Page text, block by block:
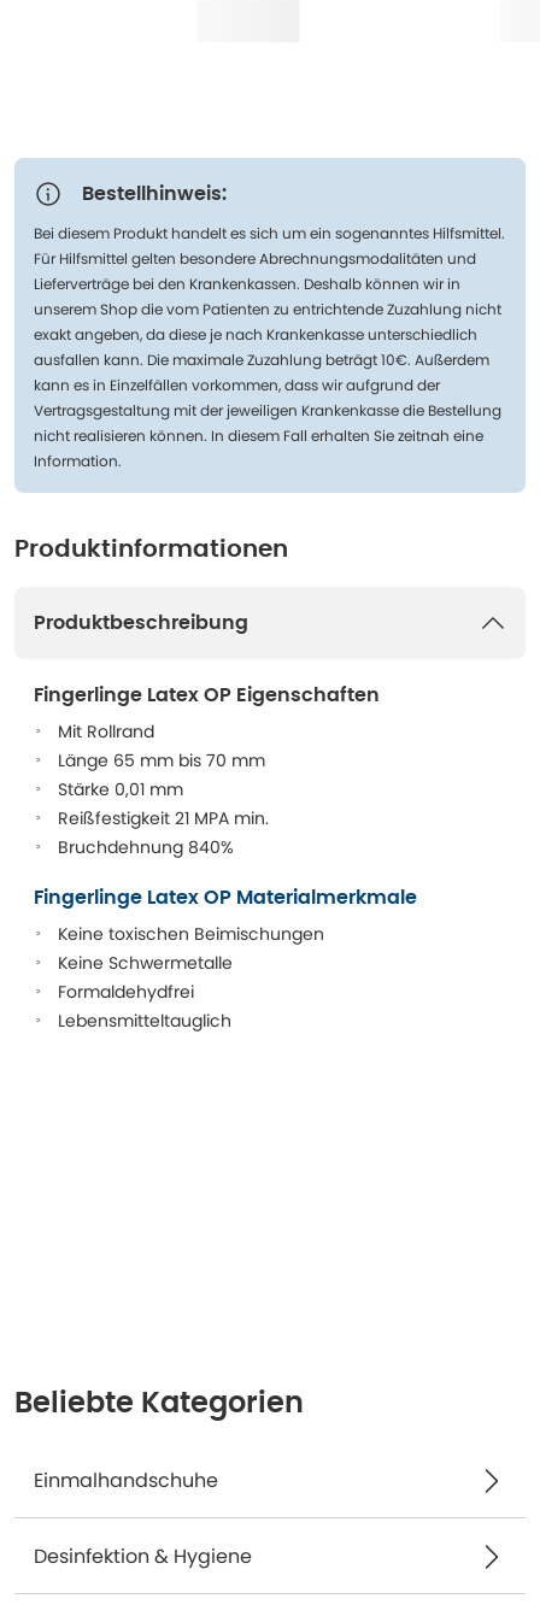
Bestellhinweis:
Bei diesem Produkt handelt es sich um ein sogenanntes Hilfsmittel.
Für Hilfsmittel gelten besondere Abrechnungsmodalitäten und
Lieferverträge bei den Krankenkassen. Deshalb können wir in
unserem Shop die vom Patienten zu entrichtende Zuzahlung nicht
exakt angeben, da diese je nach Krankenkasse unterschiedlich
ausfallen kann. Die maximale Zuzahlung beträgt 10€. Außerdem
kann es in Einzelfällen vorkommen, dass wir aufgrund der
Vertragsgestaltung mit der jeweiligen Krankenkasse die Bestellung
nicht realisieren können. In diesem Fall erhalten Sie zeitnah eine
Information.
Produktinformationen
Produktbeschreibung
Fingerlinge Latex OP Eigenschaften
Mit Rollrand
Länge 65 mm bis 70 mm
Stärke 0,01 mm
Reißfestigkeit 21 MPA min.
Bruchdehnung 840%
Fingerlinge Latex OP Materialmerkmale
Keine toxischen Beimischungen
Keine Schwermetalle
Formaldehydfrei
Lebensmitteltauglich
Beliebte Kategorien
Einmalhandschuhe
Desinfektion & Hygiene